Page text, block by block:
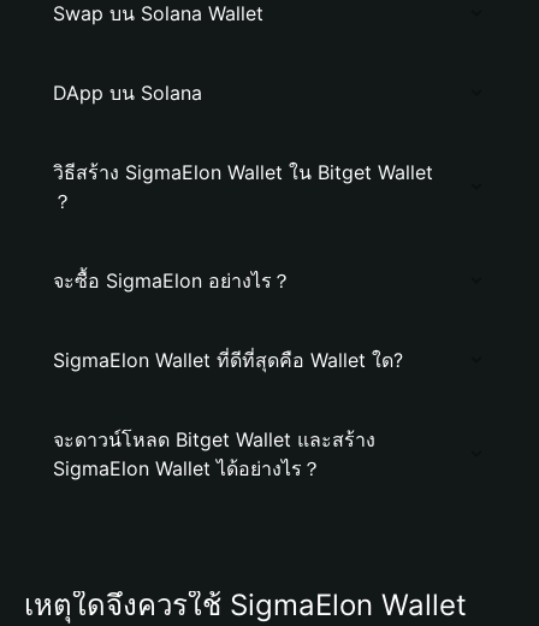
Swap บน Solana Wallet
DApp บน Solana
วิธีสร้าง SigmaElon Wallet ใน Bitget Wallet
？
จะซื้อ SigmaElon อย่างไร？
SigmaElon Wallet ที่ดีที่สุดคือ Wallet ใด?
จะดาวน์โหลด Bitget Wallet และสร้าง
SigmaElon Wallet ได้อย่างไร？
เหตุใดจึงควรใช้ SigmaElon Wallet